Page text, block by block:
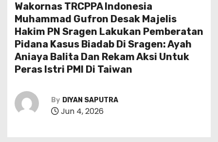
Wakornas TRCPPA Indonesia
Muhammad Gufron Desak Majelis
Hakim PN Sragen Lakukan Pemberatan
Pidana Kasus Biadab Di Sragen: Ayah
Aniaya Balita Dan Rekam Aksi Untuk
Peras Istri PMI Di Taiwan
By DIYAN SAPUTRA
Jun 4, 2026